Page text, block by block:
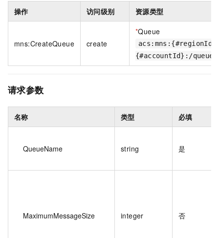
操作 访问级别 资源类型
mns:CreateQueue create
*Queue
{#accountId}:/queues/
请求参数
名称 类型 必填
QueueName string 是
MaximumMessageSize integer 否